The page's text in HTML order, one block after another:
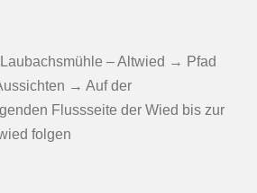
– Altwied → Pfad
→ Auf der
Flussseite der Wied bis zur
folgen